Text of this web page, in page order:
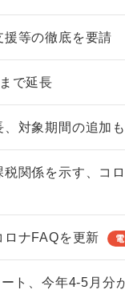
等の徹底を要請
で延長
対象期間の追加も
関係を示す、コ
ナFAQを更新
ト、今年4-5月分
仕方と記載市街
税込